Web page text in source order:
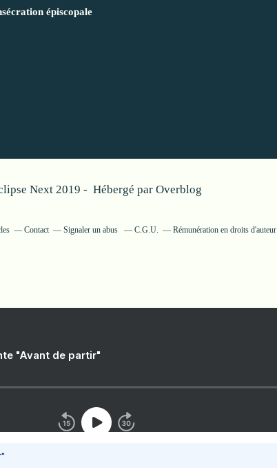
épiscopale
Next 2019 - Hébergé par Overblog
Contact Signaler un abus C.G.U. Rémunération en droits d'auteur
"Avant de partir"